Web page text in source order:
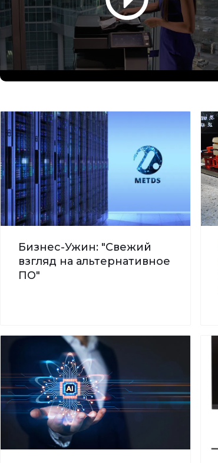
Бизнес-Ужин: "Свежий
взгляд на альтернативное
ПО"